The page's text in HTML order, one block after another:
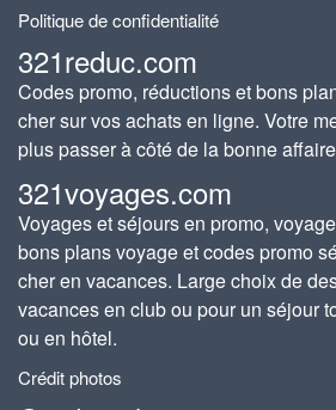
Politique de confidentialité
321reduc.com
Codes promo, réductions et bons
cher sur vos achats en ligne. Votre
plus passer à côté de la bonne
321voyages.com
Voyages et séjours en promo,
bons plans voyage et codes promo
cher en vacances. Large choix de
vacances en club ou pour un séjour
ou en hôtel.
Crédit photos